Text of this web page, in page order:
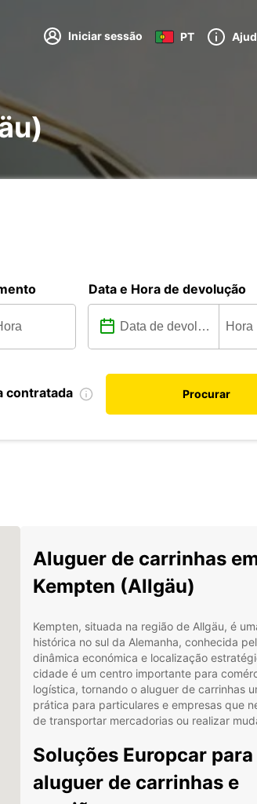
Iniciar sessão PT
Data e Hora de devolução
contratada Procurar
Aluguer de carrinhas
Kempten (Allgäu)
Kempten, situada na região de Allgäu, é
histórica no sul da Alemanha, conhecida
dinâmica económica e localização
cidade é um centro importante para
logística, tornando o aluguer de carrinhas
prática para particulares e empresas que
de transportar mercadorias ou realizar
Soluções Europcar para
aluguer de carrinhas e